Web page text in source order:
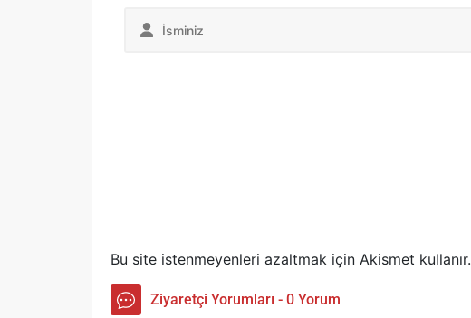
Bu site istenmeyenleri azaltmak için Akismet kullanır.
Ziyaretçi Yorumları - 0 Yorum